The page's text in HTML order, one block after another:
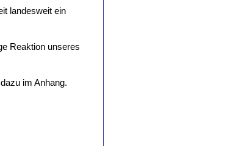
landesweit ein
Reaktion unseres
im Anhang.